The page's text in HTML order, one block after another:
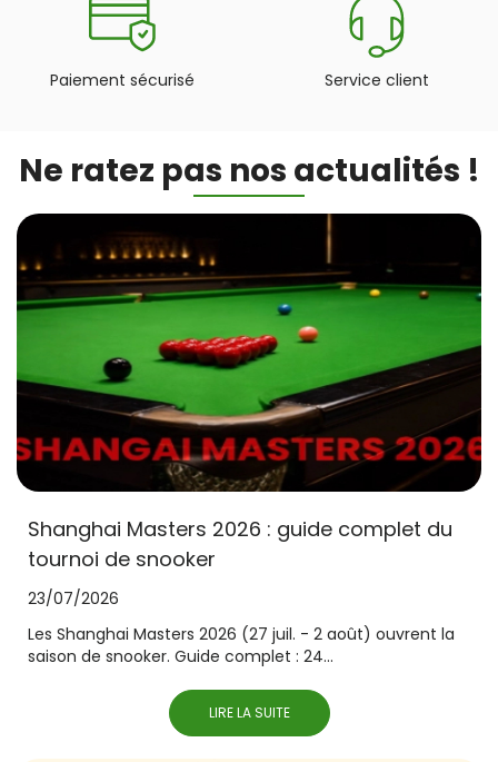
Paiement sécurisé Service client
Ne ratez pas nos actualités !
Shanghai Masters 2026 : guide complet du
tournoi de snooker
23/07/2026
Les Shanghai Masters 2026 (27 juil. - 2 août) ouvrent la
saison de snooker. Guide complet : 24...
LIRE LA SUITE